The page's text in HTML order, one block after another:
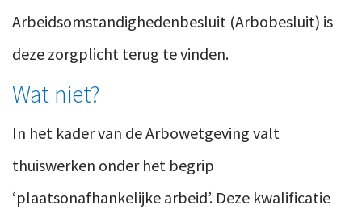
Arbeidsomstandighedenbesluit (Arbobesluit) is
deze zorgplicht terug te vinden.
Wat niet?
In het kader van de Arbowetgeving valt
thuiswerken onder het begrip
‘plaatsonafhankelijke arbeid’. Deze kwalificatie